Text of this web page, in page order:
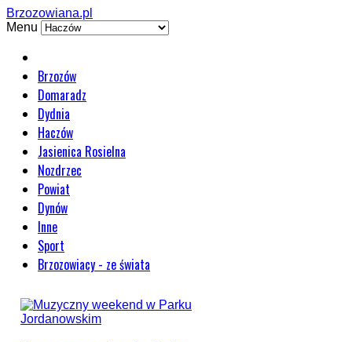
Brzozowiana.pl
Menu
Brzozów
Domaradz
Dydnia
Haczów
Jasienica Rosielna
Nozdrzec
Powiat
Dynów
Inne
Sport
Brzozowiacy - ze świata